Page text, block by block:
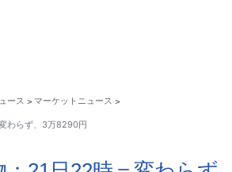
ース > マーケットニュース >
わらず、3万8290円